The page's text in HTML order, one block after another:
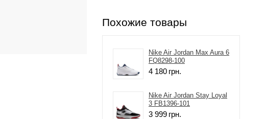
Похожие товары
Nike Air Jordan Max Aura 6
FQ8298-100
4 180 грн.
Nike Air Jordan Stay Loyal
3 FB1396-101
3 999 грн.